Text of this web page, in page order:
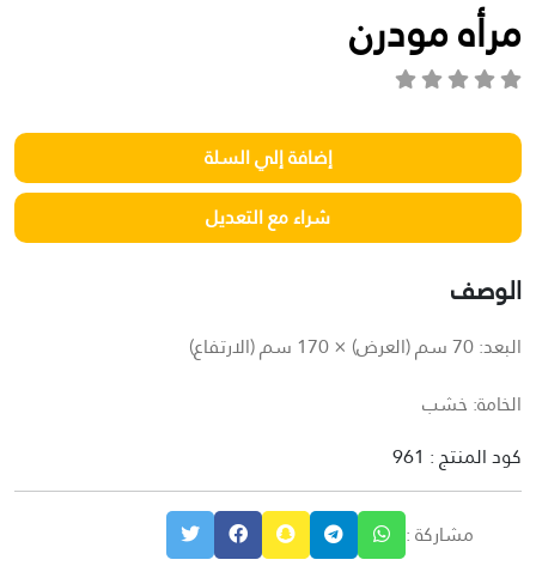
مرأه مودرن
الوصف
البعد: 70 سم (العرض) × 170 سم (الارتفاع)
الخامة: خشب
كود المنتج : 961
مشاركة :